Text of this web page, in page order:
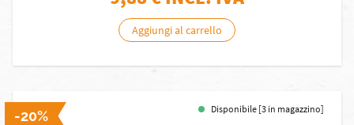
Aggiungi al carrello
-20% Disponibile [3 in magazzino]